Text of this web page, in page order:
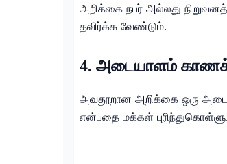
அறிக்கை நபர் அல்லது
தவிர்க்க வேண்டும்.
4. அடையாளம்
அவதூறான அறிக்கை ஒரு
என்பதை மக்கள்